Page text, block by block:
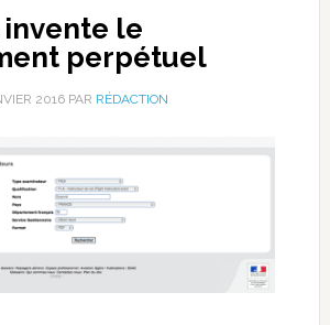
le
perpétuel
2016PAR RÉDACTION